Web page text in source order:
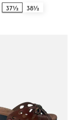
37½ 38½